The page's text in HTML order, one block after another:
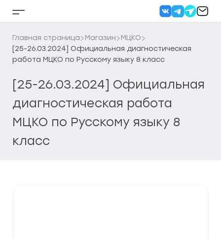
Кнопка
бокового
меню
Главная страница Магазин
МЦКО
[25-26.03.2024] Официальная диагностическая
работа МЦКО по Русскому языку 8 класс
[25-26.03.2024] Официальная
диагностическая работа
МЦКО по Русскому языку 8
класс